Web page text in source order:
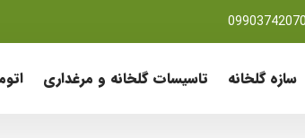
09903742070
سازه گلخانه تاسیسات گلخانه و مرغداری